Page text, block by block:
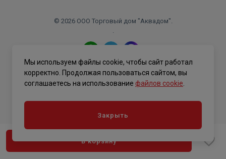
В корзину
© 2026 ООО Торговый дом "Аквадом".
.
Политика конфиденциальности
Мы используем файлы cookie, чтобы сайт работал
корректно. Продолжая пользоваться сайтом, вы
соглашаетесь на использование файлов cookie
Закрыть